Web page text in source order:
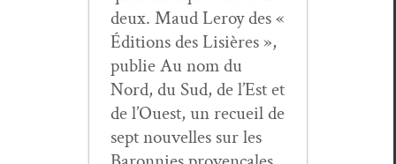
deux. Maud Leroy des «
Édi­tions des Lisières »,
pub­lie Au nom du
Nord, du Sud, de l’Est et
de l’Ouest, un recueil de
sept nou­velles sur les